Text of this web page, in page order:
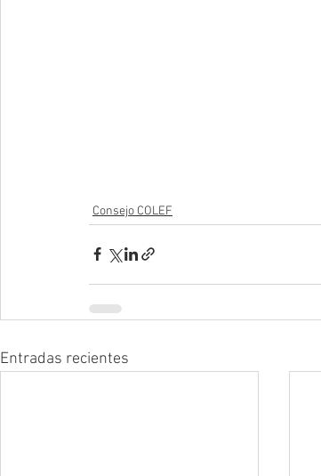
Consejo COLEF
Entradas recientes